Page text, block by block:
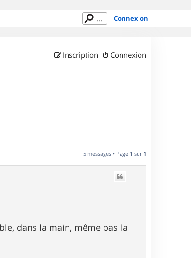
Connexion
Connexion
Inscription
5 messages • Page 1 sur 1
dans la main, même pas la